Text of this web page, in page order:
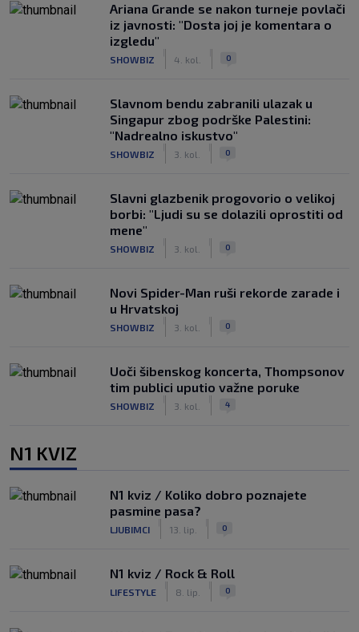
Ariana Grande se nakon turneje povlači
iz javnosti: "Dosta joj je komentara o
izgledu"
SHOWBIZ 4. kol. 0
Slavnom bendu zabranili ulazak u
Singapur zbog podrške Palestini:
"Nadrealno iskustvo"
SHOWBIZ 3. kol. 0
Slavni glazbenik progovorio o velikoj
borbi: "Ljudi su se dolazili oprostiti od
mene"
SHOWBIZ 3. kol. 0
Novi Spider-Man ruši rekorde zarade i
u Hrvatskoj
SHOWBIZ 3. kol. 0
Uoči šibenskog koncerta, Thompsonov
tim publici uputio važne poruke
SHOWBIZ 3. kol. 4
N1 KVIZ
N1 kviz / Koliko dobro poznajete
pasmine pasa?
LJUBIMCI 13. lip. 0
N1 kviz / Rock & Roll
LIFESTYLE 8. lip. 0